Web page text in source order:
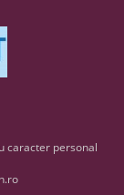
caracter personal